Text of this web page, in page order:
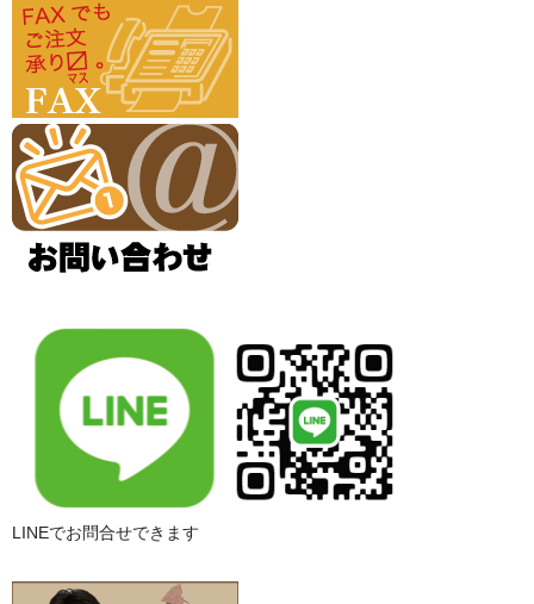
LINEでお問合せできます